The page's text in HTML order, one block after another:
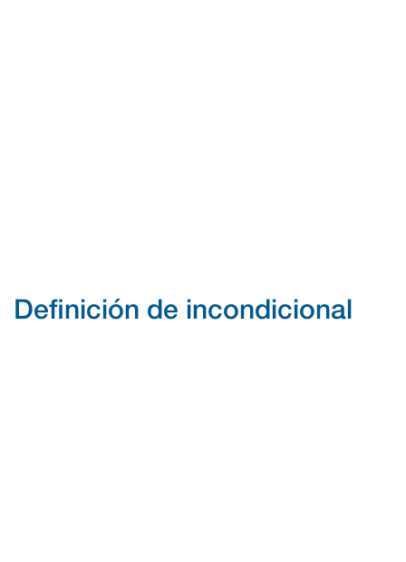
Definición de incondicional